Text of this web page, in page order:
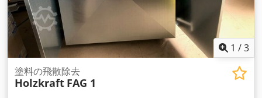
1 /3
塗料の飛散除去
Holzkraft FAG 1